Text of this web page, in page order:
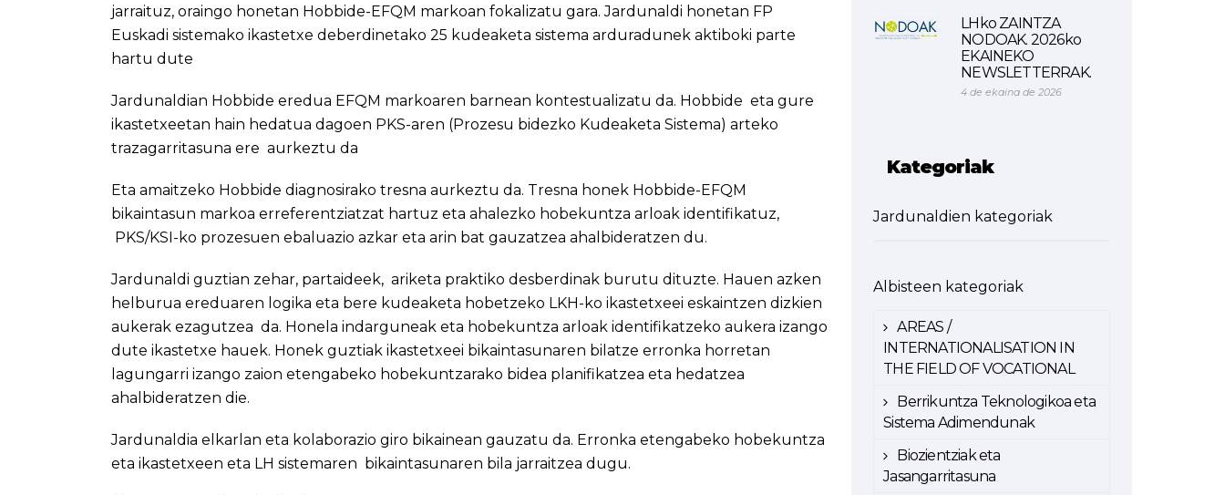
jarraituz, oraingo honetan Hobbide-EFQM markoan fokalizatu gara. Jardunaldi honetan FP
Euskadi sistemako ikastetxe deberdinetako 25 kudeaketa sistema arduradunek aktiboki parte
hartu dute
Jardunaldian Hobbide eredua EFQM markoaren barnean kontestualizatu da. Hobbide eta gure
ikastetxeetan hain hedatua dagoen PKS-aren (Prozesu bidezko Kudeaketa Sistema) arteko
trazagarritasuna ere aurkeztu da
Eta amaitzeko Hobbide diagnosirako tresna aurkeztu da. Tresna honek Hobbide-EFQM
bikaintasun markoa erreferentziatzat hartuz eta ahalezko hobekuntza arloak identifikatuz,
PKS/KSI-ko prozesuen ebaluazio azkar eta arin bat gauzatzea ahalbideratzen du.
Jardunaldi guztian zehar, partaideek, ariketa praktiko desberdinak burutu dituzte. Hauen azken
helburua ereduaren logika eta bere kudeaketa hobetzeko LKH-ko ikastetxeei eskaintzen dizkien
aukerak ezagutzea da. Honela indarguneak eta hobekuntza arloak identifikatzeko aukera izango
dute ikastetxe hauek. Honek guztiak ikastetxeei bikaintasunaren bilatze erronka horretan
lagungarri izango zaion etengabeko hobekuntzarako bidea planifikatzea eta hedatzea
ahalbideratzen die.
Jardunaldia elkarlan eta kolaborazio giro bikainean gauzatu da. Erronka etengabeko hobekuntza
eta ikastetxeen eta LH sistemaren bikaintasunaren bila jarraitzea dugu.
LHko ZAINTZA
NODOAK. 2026ko
EKAINEKO
NEWSLETTERRAK.
4 de ekaina de 2026
Kategoriak
Jardunaldien kategoriak
Albisteen kategoriak
AREAS /
INTERNATIONALISATION IN
THE FIELD OF VOCATIONAL
Berrikuntza Teknologikoa eta
Sistema Adimendunak
Biozientziak eta
Jasangarritasuna